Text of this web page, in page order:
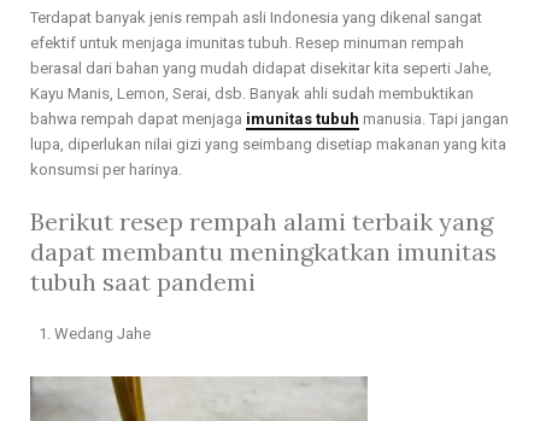
Terdapat banyak jenis rempah asli Indonesia yang dikenal sangat
efektif untuk menjaga imunitas tubuh. Resep minuman rempah
berasal dari bahan yang mudah didapat disekitar kita seperti Jahe,
Kayu Manis, Lemon, Serai, dsb. Banyak ahli sudah membuktikan
bahwa rempah dapat menjaga imunitas tubuh manusia. Tapi jangan
lupa, diperlukan nilai gizi yang seimbang disetiap makanan yang kita
konsumsi per harinya.
Berikut resep rempah alami terbaik yang
dapat membantu meningkatkan imunitas
tubuh saat pandemi
Wedang Jahe